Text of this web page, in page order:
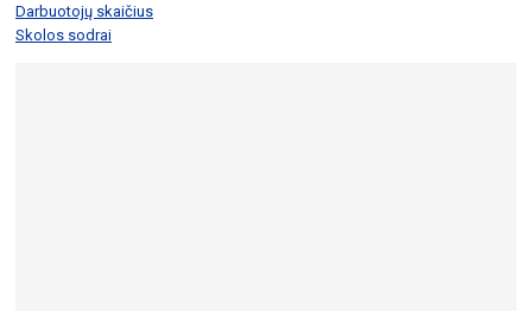
Darbuotojų skaičius
Skolos sodrai